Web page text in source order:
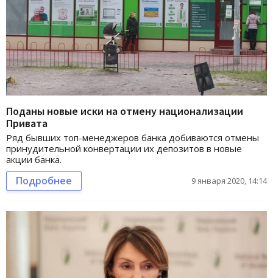
Поданы новые иски на отмену национализации
Привата
Ряд бывших топ-менеджеров банка добиваются отмены
принудительной конвертации их депозитов в новые
акции банка.
Подробнее 9 января 2020, 14:14